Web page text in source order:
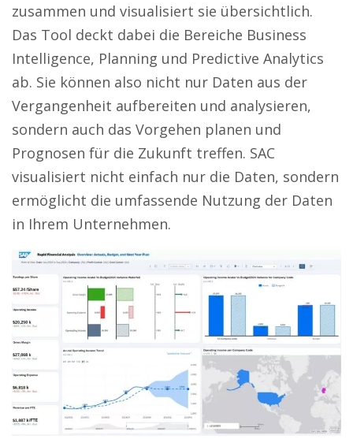
zusammen und visualisiert sie übersichtlich.
Das Tool deckt dabei die Bereiche Business
Intelligence, Planning und Predictive Analytics
ab. Sie können also nicht nur Daten aus der
Vergangenheit aufbereiten und analysieren,
sondern auch das Vorgehen planen und
Prognosen für die Zukunft treffen. SAC
visualisiert nicht einfach nur die Daten, sondern
ermöglicht die umfassende Nutzung der Daten
in Ihrem Unternehmen.